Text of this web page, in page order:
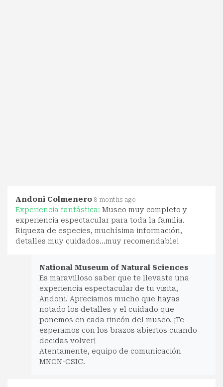
Andoni Colmenero 8 months ago
Experiencia fantástica: Museo muy completo y
experiencia espectacular para toda la familia.
Riqueza de especies, muchísima información,
detalles muy cuidados...muy recomendable!
National Museum of Natural Sciences
Es maravilloso saber que te llevaste una
experiencia espectacular de tu visita,
Andoni. Apreciamos mucho que hayas
notado los detalles y el cuidado que
ponemos en cada rincón del museo. ¡Te
esperamos con los brazos abiertos cuando
decidas volver!
Atentamente, equipo de comunicación
MNCN-CSIC.